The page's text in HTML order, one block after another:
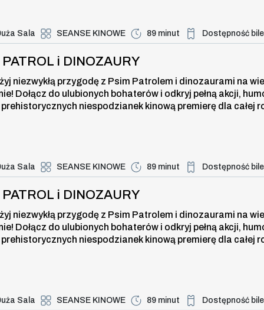
Sala SEANSE KINOWE 89 minut Dostępność
Duża dostępność
i DINOZAURY , 8 sierpnia
PATROL i DINOZAURY
niezwykłą przygodę z Psim Patrolem i dinozaurami na
Dołącz do ulubionych bohaterów i odkryj pełną akcji,
niespodzianek kinową premierę dla całej
Sala SEANSE KINOWE 89 minut Dostępność
Duża dostępność
i DINOZAURY , 8 sierpnia
PATROL i DINOZAURY
niezwykłą przygodę z Psim Patrolem i dinozaurami na
Dołącz do ulubionych bohaterów i odkryj pełną akcji,
niespodzianek kinową premierę dla całej
Sala SEANSE KINOWE 89 minut Dostępność
Duża dostępność